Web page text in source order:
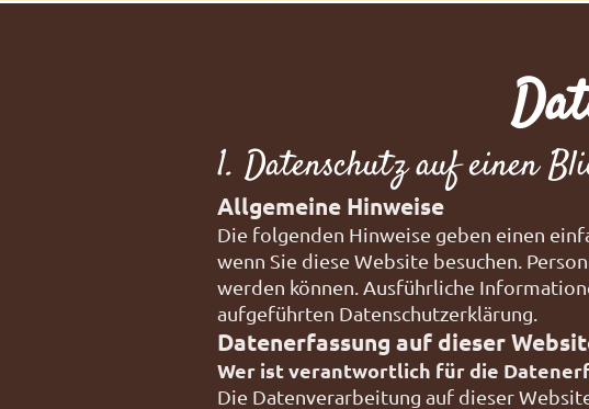
1. Datenschutz auf einen
Allgemeine Hinweise
Die folgenden Hinweise geben einen
wenn Sie diese Website besuchen.
werden können. Ausführliche
aufgeführten Datenschutzerklärung.
Datenerfassung auf dieser
Wer ist verantwortlich für die
Die Datenverarbeitung auf dieser